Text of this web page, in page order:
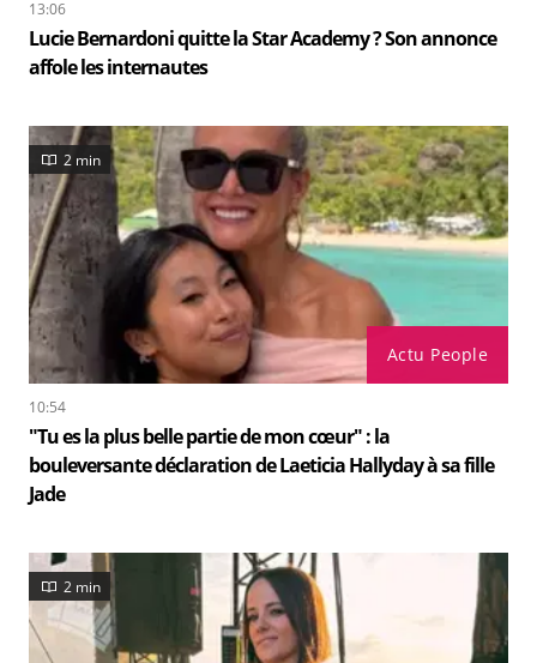
13:06
Lucie Bernardoni quitte la Star Academy ? Son annonce
affole les internautes
Actu People
2 min
10:54
"Tu es la plus belle partie de mon cœur" : la
bouleversante déclaration de Laeticia Hallyday à sa fille
Jade
2 min